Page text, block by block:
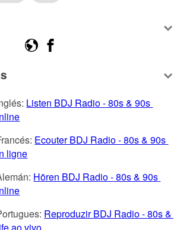
Listen BDJ Radio - 80s & 90s
Ecouter BDJ Radio - 80s & 90s
ligne
Hören BDJ Radio - 80s & 90s
Reproduzir BDJ Radio - 80s &
ao vivo